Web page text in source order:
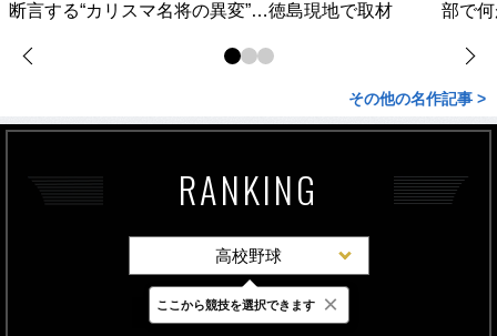
断言する“カリスマ名将の異変”…徳島現地で取材
部で
その他の名作記事 >
RANKING
高校野球
最新 24時間 週間
ここから競技を選択できます ×